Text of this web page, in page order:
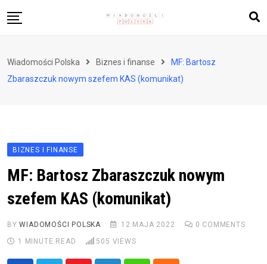
to
Zdrowie i styl życia
Wiadomości Polska Biznes i finanse
MF: Bartosz
Zbaraszczuk nowym szefem KAS (komunikat)
BIZNES I FINANSE
MF: Bartosz Zbaraszczuk nowym
szefem KAS (komunikat)
BYWIADOMOŚCI POLSKA 12 MAJA 2022 0 COMMENTS
1 MINUTE READ
505 VIEWS